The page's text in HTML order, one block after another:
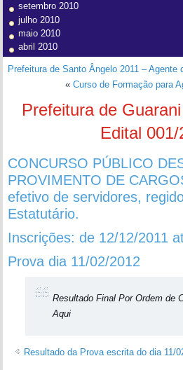
setembro 2010
julho 2010
maio 2010
abril 2010
Prefeitura de Santo Ângelo 2011 – Agente
« Curso de Formação para
Prefeitura de
Edital 001/
CONCURSO PÚBLICO
PROVIMENTO DE
efetivo de servidores,
Estatutário.
Inscrições: de 12/12/2011
Prova dia 11/02/2012
Resultado Final Por Ordem de
Aqui
Resultado da Prova escrita do dia 11/